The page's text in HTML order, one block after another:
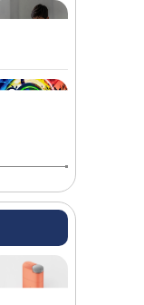
جی‌دی
سردار
هر
سرتیپ
قرار
امیر
مانع